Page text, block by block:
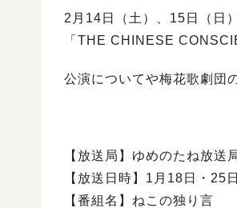
2月14日（土）、15日（日
「THE CHINESE
公演についてや梅花歌劇団
【放送局】ゆめのたね放
【放送日時】1月18日・25
【番組名】ねこの独り言